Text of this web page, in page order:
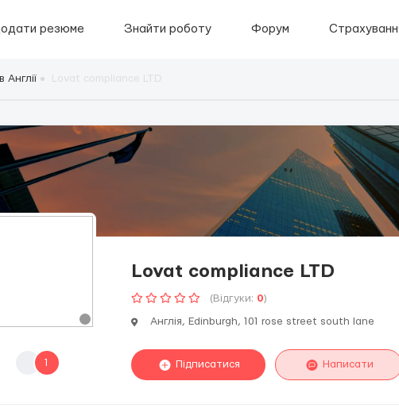
резюме Знайти роботу Форум
Англії
1
Lovat compliance LTD
(Відгуки: 0)
Англія, Edinburgh, 101 rose street south lane
Підписатися Написати